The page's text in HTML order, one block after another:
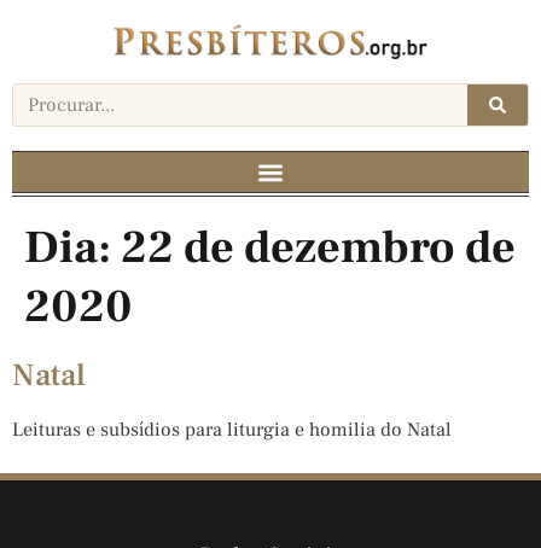
Dia: 22 de dezembro de
2020
Natal
Leituras e subsídios para liturgia e homilia do Natal